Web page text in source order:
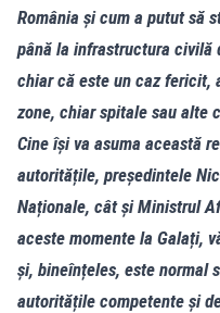
România și cum a putut să
până la infrastructura civilă
chiar că este un caz fericit,
zone, chiar spitale sau alte
Cine își va asuma această
autoritățile, președintele
Naționale, cât și Ministrul
aceste momente la Galați,
și, bineînțeles, este normal
autoritățile competente și